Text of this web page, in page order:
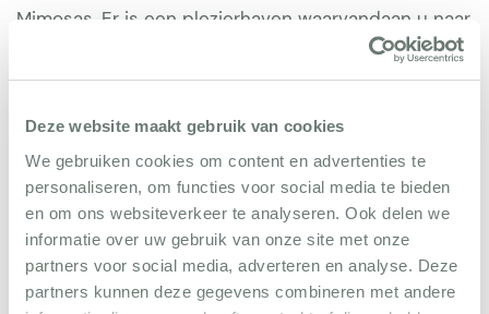
Deze website maakt gebruik van cookies
We gebruiken cookies om content en advertenties te
personaliseren, om functies voor social media te bieden
en om ons websiteverkeer te analyseren. Ook delen we
informatie over uw gebruik van onze site met onze
partners voor social media, adverteren en analyse. Deze
partners kunnen deze gegevens combineren met andere
Mimosas. Er is een plezierhaven waarvandaan u naar
de eilanden Porquerolles of Port-Cros kunt varen.
Reviews
Familie Ebeling
11 november 2025
10